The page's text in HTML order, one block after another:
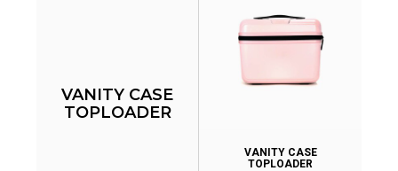
VANITY CASE
TOPLOADER
VANITY CASE
TOPLOADER